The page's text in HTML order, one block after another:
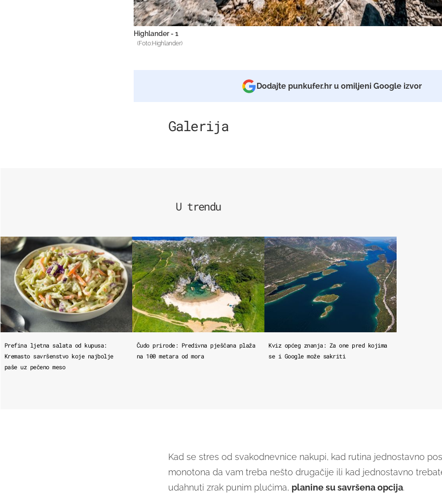
Highlander - 1
(Foto:Highlander)
Dodajte punkufer.hr u omiljeni Google izvor
Galerija
U trendu
Prefina ljetna salata od kupusa:
Kremasto savršenstvo koje najbolje
paše uz pečeno meso
Čudo prirode: Predivna pješčana plaža
na 100 metara od mora
Kviz općeg znanja: Za one pred kojima
se i Google može sakriti
Kad se stres od svakodnevnice nakupi, kad rutina jednostavno
monotona da vam treba nešto drugačije ili kad jednostavno
udahnuti zrak punim plućima, planine su savršena opcija.